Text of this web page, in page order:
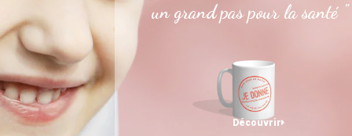
un grand pas pour la santé "
Découvrir